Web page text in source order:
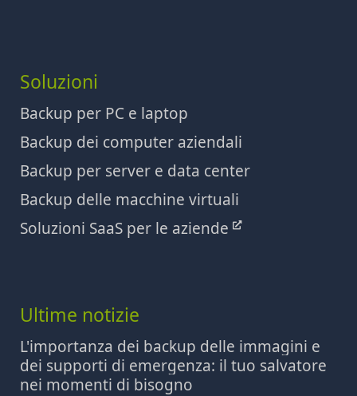
Soluzioni
Backup per PC e laptop
Backup dei computer aziendali
Backup per server e data center
Backup delle macchine virtuali
Soluzioni SaaS per le aziende
Ultime notizie
L'importanza dei backup delle immagini e
dei supporti di emergenza: il tuo salvatore
nei momenti di bisogno